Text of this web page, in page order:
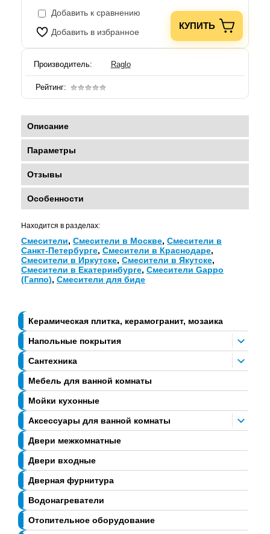
Керамическая плитка, керамогранит, мозаика
Напольные покрытия
Сантехника
Мебель для ванной комнаты
Мойки кухонные
Аксессуары для ванной комнаты
Двери межкомнатные
Двери входные
Дверная фурнитура
Водонагреватели
Отопительное оборудование
Добавить к сравнению
Добавить в избранное
КУПИТЬ
Производитель: Raglo
Рейтинг:
Описание
Параметры
Отзывы
Особенности
Находится в разделах:
Смесители, Смесители в Москве, Смесители в
Санкт-Петербурге, Смесители в Краснодаре,
Смесители в Иркутске, Смесители в Якутске,
Смесители в Екатеринбурге, Смесители Gappo
(Гаппо), Смесители для биде